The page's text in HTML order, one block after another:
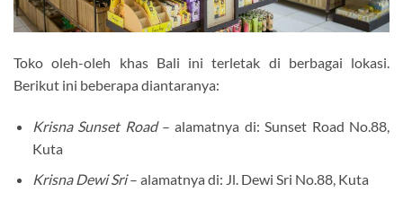
Toko oleh-oleh khas Bali ini terletak di berbagai lokasi.
Berikut ini beberapa diantaranya:
Krisna Sunset Road– alamatnya di: Sunset Road No.88,
Kuta
Krisna Dewi Sri– alamatnya di: Jl. Dewi Sri No.88, Kuta